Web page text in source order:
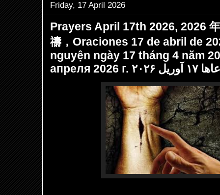
Friday, 17 April 2026
Prayers April 17th 2026, 2026
禱，Oraciones 17 de abril de
nguyện ngày 17 tháng 4 năm